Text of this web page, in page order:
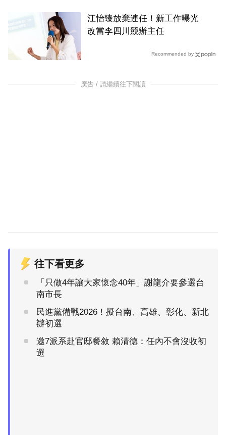
江怡臻放棄連任！新工作曝光
改當李四川競辦主任
Recommended by
廣告 / 請繼續往下閱讀
往下看更多
「只做4年讓大家懷念40年」謝龍介要參選台
南市長
民進黨備戰2026！擬台南、高雄、彰化、新北
辦初選
邀7派系赴官邸餐敘 賴清德：任內不會沒收初
選